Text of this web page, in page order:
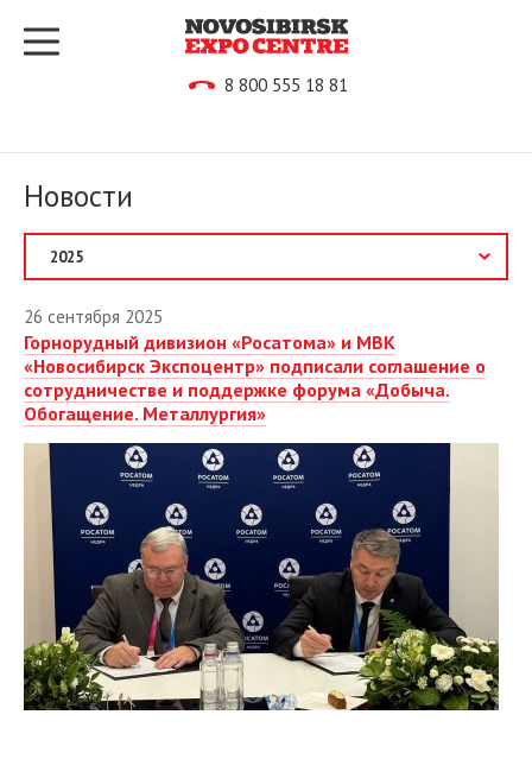
8 800 555 18 81
Новости
2026
2025
Январь
Февраль
Март
Сентябрь
2024
2023
2022
2021
26 сентября 2025
Горнорудный дивизион «Росатома» и МВК
«Новосибирск Экспоцентр» подписали соглашение о
сотрудничестве и поддержке форума «Добыча.
Обогащение. Металлургия»